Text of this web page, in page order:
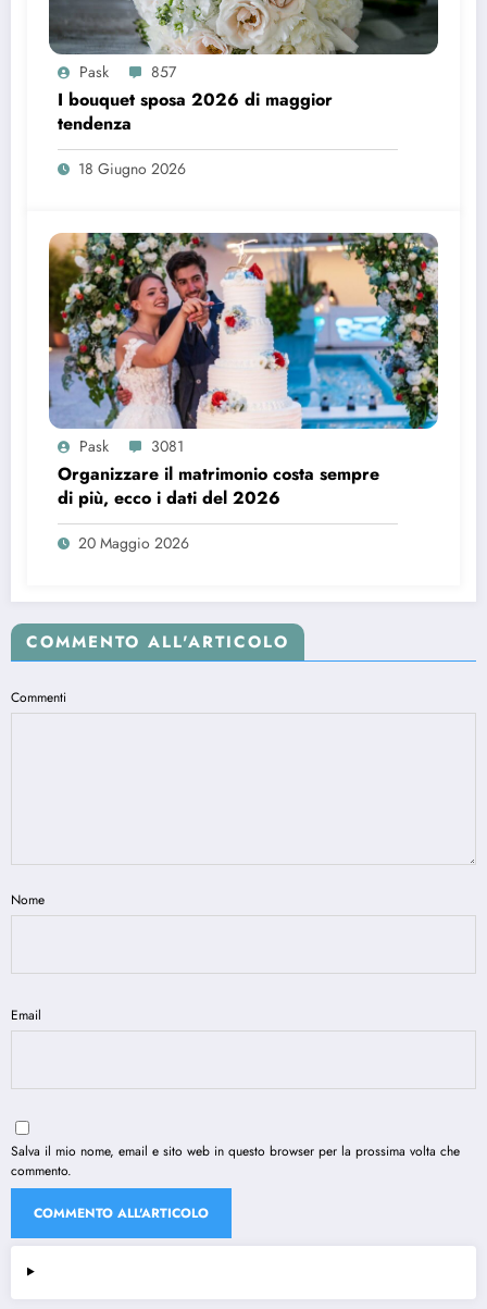
Pask 857
I bouquet sposa 2026 di maggior
tendenza
18 Giugno 2026
Pask 3081
Organizzare il matrimonio costa sempre
di più, ecco i dati del 2026
20 Maggio 2026
COMMENTO ALL'ARTICOLO
Commenti
Nome
Email
Salva il mio nome, email e sito web in questo browser per la prossima volta che
commento.